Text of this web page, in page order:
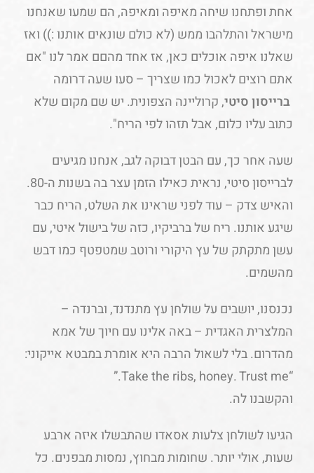
אחת ופתחנו שיחה מאיפה ומאיפה, הם שמעו שאנחנו
מישראל והתלהבו ממש (לא כולם שונאים אותנו :)) ואז
שאלנו איפה אוכלים כאן, אז אחד מהםם אמר לנו "אם
אתם רוצים לאכול כמו שצריך – סעו שעה דרומה
ברייסון סיטי, קרוליינה הצפונית. יש שם מקום שלא
כתוב עליו כלום, אבל תזהו לפי הריח".
שעה אחר כך, עם הבטן דבוקה לגב, אנחנו מגיעים
לברייסון סיטי, נראית כאילו הזמן עצר בה בשנות ה-80.
והאיש צדק – עוד לפני שראינו את השלט, הריח כבר
שיגע אותנו. ריח של ברביקיו, כזה של בישול איטי, עם
עשן מתקתק של עץ היקורי ורוטב שמטפטף כמו דבש
מהשמים.
נכנסנו, יושבים על שולחן עץ מתנדנד, וברנדה –
המלצרית האגדית – באה אלינו עם חיוך של אמא
מהדרום. בלי לשאול הרבה היא אומרת במבטא אייקוני:
“Take the ribs, honey. Trust me.”
והקשבנו לה.
הגיעו לשולחן צלעות אסאדו שהתבשלו איזה ארבע
שעות, אולי יותר. שחומות מבחוץ, נמסות מבפנים. כל